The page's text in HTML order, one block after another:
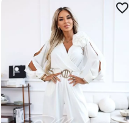
favorite_border